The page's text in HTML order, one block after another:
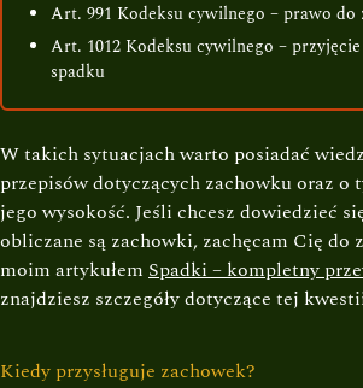
Art. 991 Kodeksu cywilnego – prawo do
Art. 1012 Kodeksu cywilnego –
spadku
W takich sytuacjach warto posiadać
przepisów dotyczących zachowku oraz o
jego wysokość. Jeśli chcesz dowiedzieć
obliczane są zachowki, zachęcam Cię do
moim artykułem Spadki – kompletny
znajdziesz szczegóły dotyczące tej
Kiedy przysługuje zachowek?